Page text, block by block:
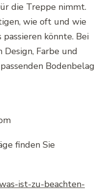
die Treppe nimmt.
wie oft und wie
könnte. Bei
Farbe und
Bodenbelag
finden Sie
ist-zu-beachten-